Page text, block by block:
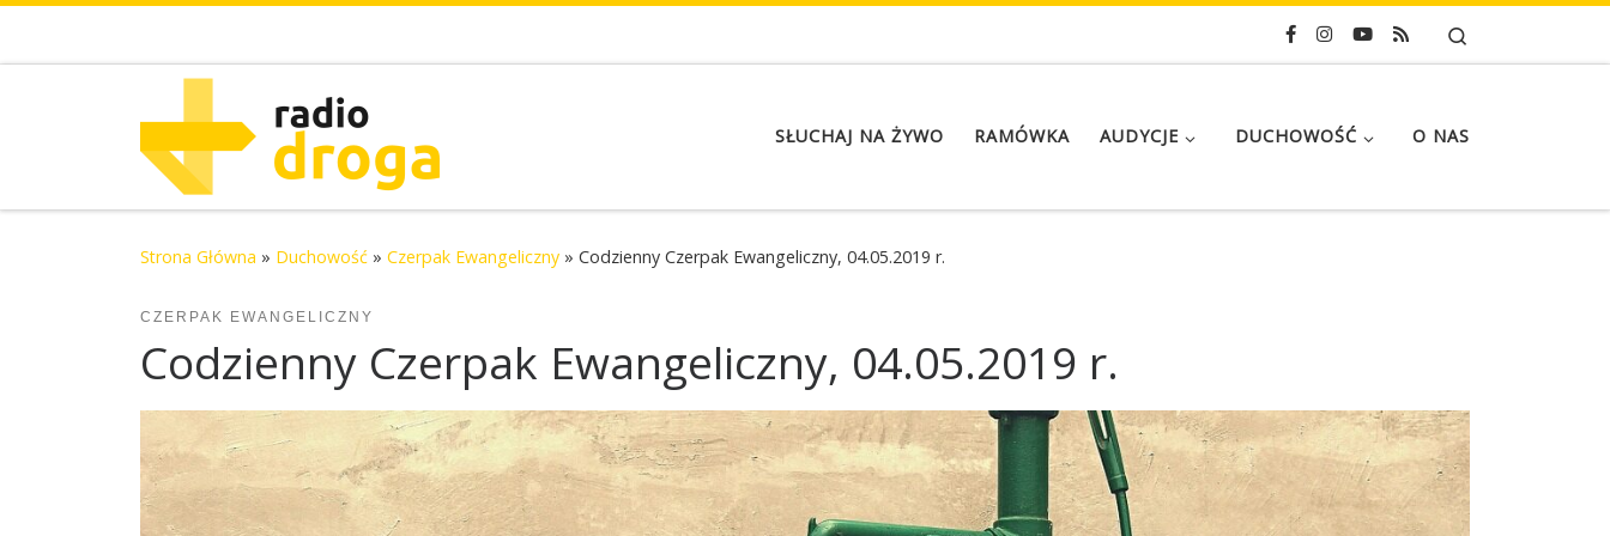
SŁUCHAJ NA ŻYWO RAMÓWKA AUDYCJE DUCHOWOŚĆ O NAS
Strona Główna » Duchowość » Czerpak Ewangeliczny » Codzienny Czerpak Ewangeliczny, 04.05.2019 r.
CZERPAK EWANGELICZNY
Codzienny Czerpak Ewangeliczny, 04.05.2019 r.